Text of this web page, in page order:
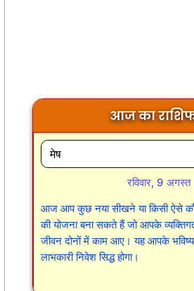
आज का
रविवार, 9 अगस्त
आज आप कुछ नया सीखने या किसी ऐसे
की योजना बना सकते हैं जो आपके
जीवन दोनों में काम आए। यह आपके
लाभकारी निवेश सिद्ध होगा।